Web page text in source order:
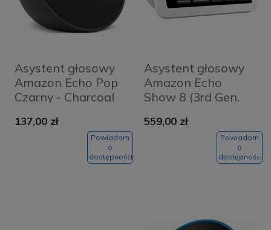
Asystent głosowy
Amazon Echo Pop
Czarny - Charcoal
137,00 zł
Powiadom
o
dostępności
Asystent głosowy
Amazon Echo
Show 8 (3rd Gen.
559,00 zł
Powiadom
o
dostępności